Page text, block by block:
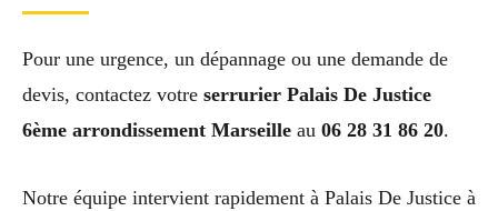
Pour une urgence, un dépannage ou une demande de
devis, contactez votre serrurier Palais De Justice
6ème arrondissement Marseille au 06 28 31 86 20.
Notre équipe intervient rapidement à Palais De Justice à